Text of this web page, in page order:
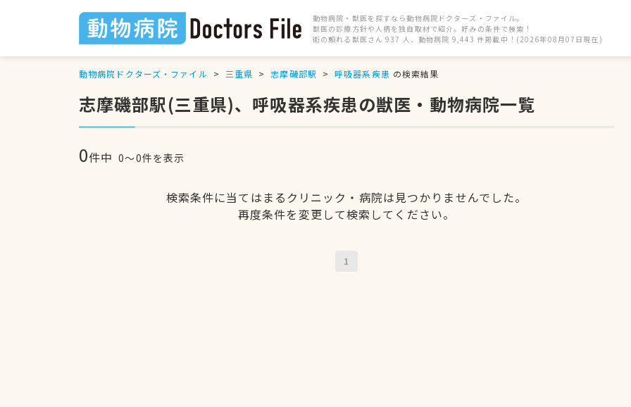
動物病院・獣医を探すなら動物病院ドクターズ・ファイル。
獣医の診療方針や人柄を独自取材で紹介。好みの条件で検索！
街の頼れる獣医さん 937 人、動物病院 9,443 件掲載中！(2026年08月07日現在)
動物病院ドクターズ・ファイル 三重県 志摩磯部駅 呼吸器系疾患 の検索結果
志摩磯部駅(三重県)、呼吸器系疾患の獣医・動物病院一覧
0件中 0〜0件を表示
検索条件に当てはまるクリニック・病院は見つかりませんでした。
再度条件を変更して検索してください。
1